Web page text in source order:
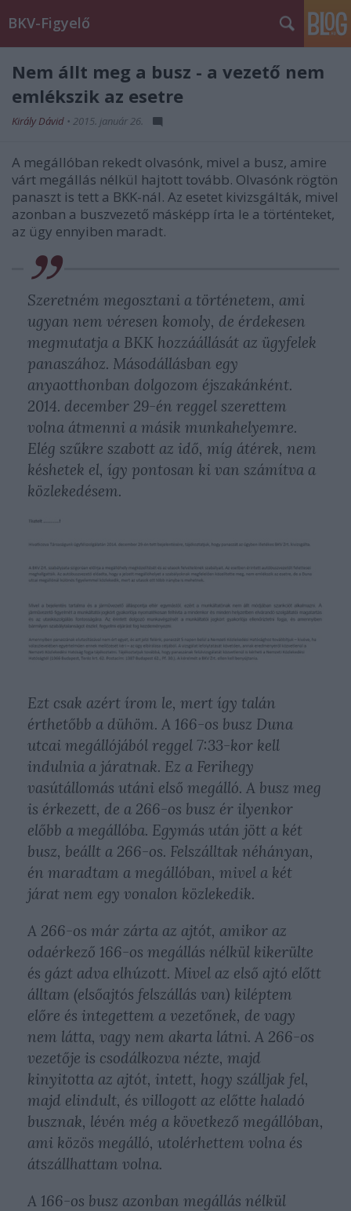
BKV-Figyelő
Nem állt meg a busz - a vezető nem
emlékszik az esetre
Király Dávid • 2015. január 26.
A megállóban rekedt olvasónk, mivel a busz, amire
várt megállás nélkül hajtott tovább. Olvasónk rögtön
panaszt is tett a BKK-nál. Az esetet kivizsgálták, mivel
azonban a buszvezető másképp írta le a történteket,
az ügy ennyiben maradt.
Szeretném megosztani a történetem, ami
ugyan nem véresen komoly, de érdekesen
megmutatja a BKK hozzáállását az ügyfelek
panaszához. Másodállásban egy
anyaotthonban dolgozom éjszakánként.
2014. december 29-én reggel szerettem
volna átmenni a másik munkahelyemre.
Elég szűkre szabott az idő, míg átérek, nem
késhetek el, így pontosan ki van számítva a
közlekedésem.
Ezt csak azért írom le, mert így talán
érthetőbb a dühöm. A 166-os busz Duna
utcai megállójából reggel 7:33-kor kell
indulnia a járatnak. Ez a Ferihegy
vasútállomás utáni első megálló. A busz meg
is érkezett, de a 266-os busz ér ilyenkor
előbb a megállóba. Egymás után jött a két
busz, beállt a 266-os. Felszálltak néhányan,
én maradtam a megállóban, mivel a két
járat nem egy vonalon közlekedik.
A 266-os már zárta az ajtót, amikor az
odaérkező 166-os megállás nélkül kikerülte
és gázt adva elhúzott. Mivel az első ajtó előtt
álltam (elsőajtós felszállás van) kiléptem
előre és integettem a vezetőnek, de vagy
nem látta, vagy nem akarta látni. A 266-os
vezetője is csodálkozva nézte, majd
kinyitotta az ajtót, intett, hogy szálljak fel,
majd elindult, és villogott az előtte haladó
busznak, lévén még a következő megállóban,
ami közös megálló, utolérhettem volna és
átszállhattam volna.
A 166-os busz azonban megállás nélkül